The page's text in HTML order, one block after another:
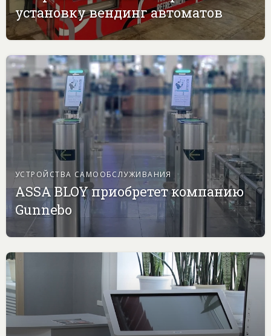
установку вендинг автоматов
УСТРОЙСТВА САМООБСЛУЖИВАНИЯ
ASSA BLOY приобретет компанию
Gunnebo